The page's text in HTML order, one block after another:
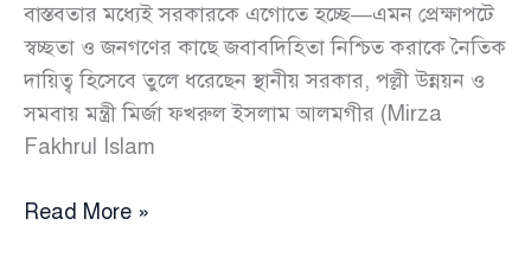
বাস্তবতার মধ্যেই সরকারকে এগোতে হচ্ছে—এমন প্রেক্ষাপটে
স্বচ্ছতা ও জনগণের কাছে জবাবদিহিতা নিশ্চিত করাকে নৈতিক
দায়িত্ব হিসেবে তুলে ধরেছেন স্থানীয় সরকার, পল্লী উন্নয়ন ও
সমবায় মন্ত্রী মির্জা ফখরুল ইসলাম আলমগীর (Mirza
Fakhrul Islam
জনগণের
Read More »